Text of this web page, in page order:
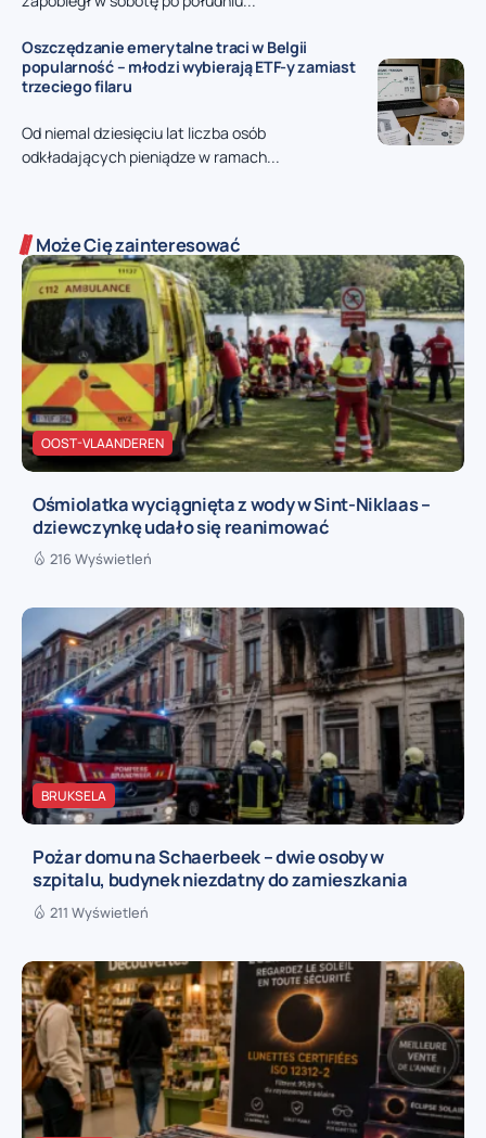
Oszczędzanie emerytalne traci w Belgii
popularność – młodzi wybierają ETF-y zamiast
trzeciego filaru
Od niemal dziesięciu lat liczba osób
odkładających pieniądze w ramach...
Może Cię zainteresować
OOST-VLAANDEREN
Ośmiolatka wyciągnięta z wody w Sint-Niklaas –
dziewczynkę udało się reanimować
216 Wyświetleń
BRUKSELA
Pożar domu na Schaerbeek – dwie osoby w
szpitalu, budynek niezdatny do zamieszkania
211 Wyświetleń